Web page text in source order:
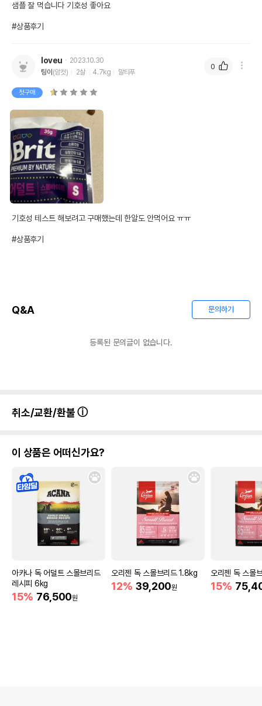
샘플 잘 먹습니다 기호성 좋아요
#상품후기
loveu
2023.10.30
팅이 (암컷) 2살 4.7kg 말티푸
첫구매
기호성 테스트 해보려고 구매했는데 한알도 안먹어요 ㅠㅠ
#상품후기
0
Q&A 문의하기
등록된 문의글이 없습니다.
취소/교환/환불
이 상품은 어떠신가요?
아카나 독 어덜트 스몰브리드
레시피 6kg
15% 76,500원
오리젠 독 스몰브리드 1.8kg
12% 39,200원
오리젠 독 스몰
15%